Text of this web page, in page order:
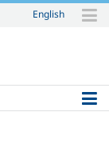
English